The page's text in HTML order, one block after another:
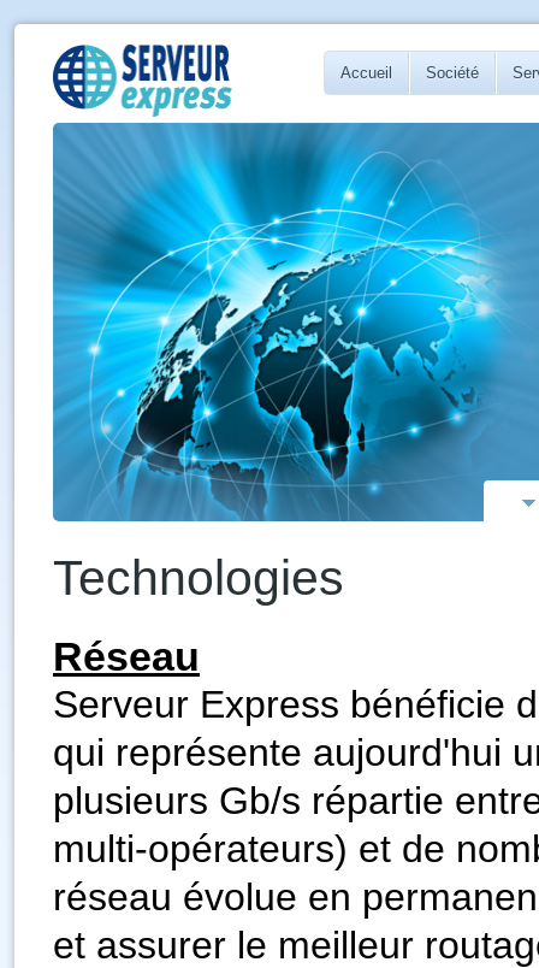
Accueil Société
Technologies
Réseau
Serveur Express bénéficie
qui représente aujourd'hui
plusieurs Gb/s répartie
multi-opérateurs) et de
réseau évolue en
et assurer le meilleur